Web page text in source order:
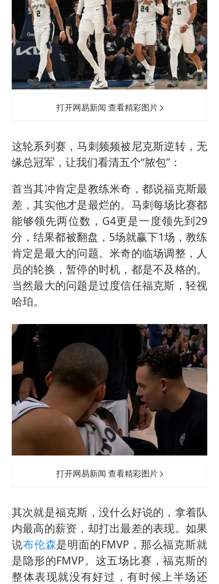
打开网易新闻 查看精彩图片
这轮系列赛，马刺频频被尼克斯逆转，无
缘总冠军，让我们看清五个“脓包”：
首当其冲肯定是教练米奇，都说福克斯最
差，其实他才是最烂的。马刺每场比赛都
能够领先两位数，G4更是一度领先到29
分，结果都被翻盘，5场就赢下1场，教练
肯定是最大的问题。米奇的临场调整，人
员的轮换，暂停的时机，都是不及格的。
当然最大的问题是过度信任福克斯，轻视
哈珀。
打开网易新闻 查看精彩图片
其次就是福克斯，没什么好说的，拿着队
内最高的薪资，却打出最差的表现。如果
说布伦森是明面的FMVP，那么福克斯就
是隐形的FMVP。这五场比赛，福克斯的
整体表现就没有好过，有时候上半场还